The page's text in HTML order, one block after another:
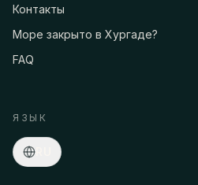
Контакты
Море закрыто в Хургаде?
FAQ
ЯЗЫК